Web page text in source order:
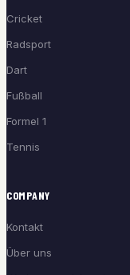
Cricket
Radsport
Dart
Fußball
Formel 1
Tennis
COMPANY
Kontakt
Über uns